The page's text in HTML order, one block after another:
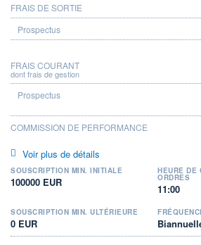
FRAIS DE SORTIE
FRAIS COURANT
dont frais de gestion
COMMISSION DE PERFORMANCE
Voir plus de détails
SOUSCRIPTION MIN. INITIALE
100000 EUR
HEURE DE
ORDRES
11:00
SOUSCRIPTION MIN. ULTÉRIEURE
0 EUR